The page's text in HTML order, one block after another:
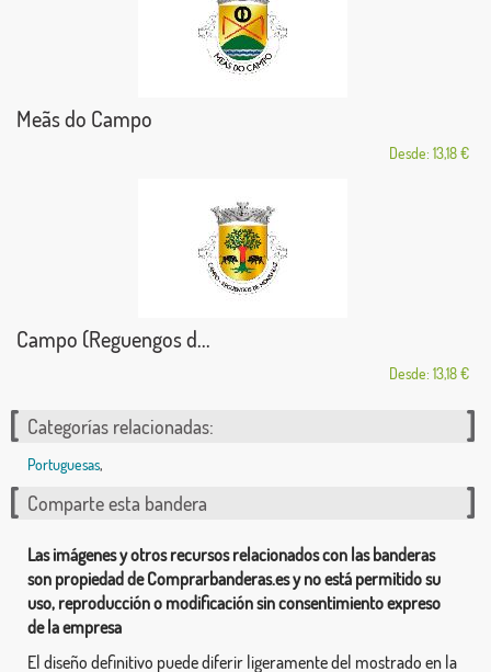
Meãs do Campo
Desde: 13,18 €
Campo (Reguengos d...
Desde: 13,18 €
Categorías relacionadas:
Portuguesas,
Comparte esta bandera
Las imágenes y otros recursos relacionados con las banderas
son propiedad de Comprarbanderas.es y no está permitido su
uso, reproducción o modificación sin consentimiento expreso
de la empresa
El diseño definitivo puede diferir ligeramente del mostrado en la